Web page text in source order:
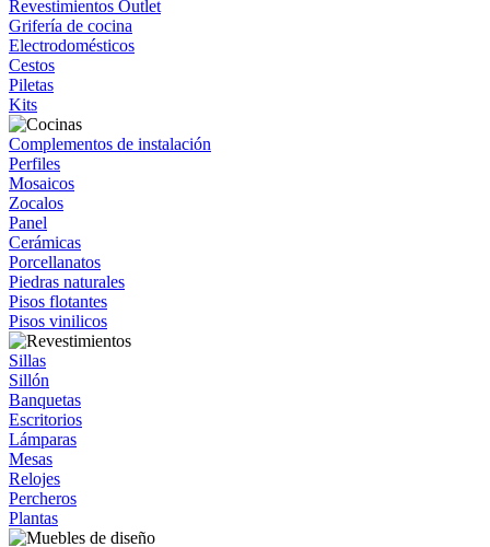
Revestimientos Outlet
Grifería de cocina
Electrodomésticos
Cestos
Piletas
Kits
Complementos de instalación
Perfiles
Mosaicos
Zocalos
Panel
Cerámicas
Porcellanatos
Piedras naturales
Pisos flotantes
Pisos vinilicos
Sillas
Sillón
Banquetas
Escritorios
Lámparas
Mesas
Relojes
Percheros
Plantas